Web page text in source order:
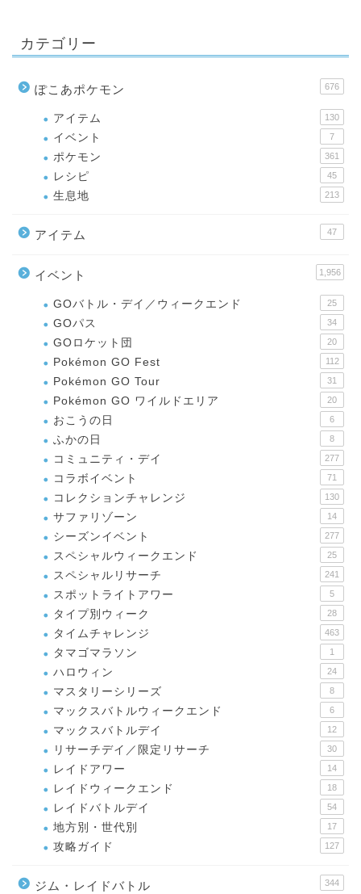
カテゴリー
ぽこあポケモン 676
アイテム 130
イベント 7
ポケモン 361
レシピ 45
生息地 213
アイテム 47
イベント 1,956
GOバトル・デイ／ウィークエンド 25
GOパス 34
GOロケット団 20
Pokémon GO Fest 112
Pokémon GO Tour 31
Pokémon GO ワイルドエリア 20
おこうの日 6
ふかの日 8
コミュニティ・デイ 277
コラボイベント 71
コレクションチャレンジ 130
サファリゾーン 14
シーズンイベント 277
スペシャルウィークエンド 25
スペシャルリサーチ 241
スポットライトアワー 5
タイプ別ウィーク 28
タイムチャレンジ 463
タマゴマラソン 1
ハロウィン 24
マスタリーシリーズ 8
マックスバトルウィークエンド 6
マックスバトルデイ 12
リサーチデイ／限定リサーチ 30
レイドアワー 14
レイドウィークエンド 18
レイドバトルデイ 54
地方別・世代別 17
攻略ガイド 127
ジム・レイドバトル 344